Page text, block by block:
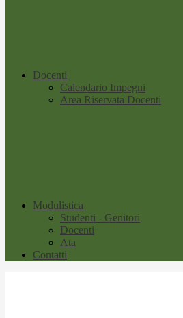
Docenti
Calendario Impegni
Area Riservata Docenti
Modulistica
Studenti - Genitori
Docenti
Ata
Contatti